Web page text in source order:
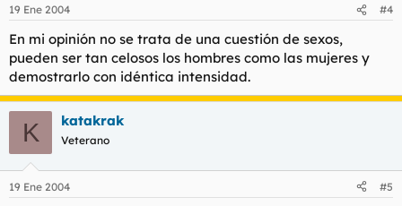
19 Ene 2004 #4
En mi opinión no se trata de una cuestión de sexos,
pueden ser tan celosos los hombres como las mujeres y
demostrarlo con idéntica intensidad.
K katakrak
Veterano
19 Ene 2004 #5